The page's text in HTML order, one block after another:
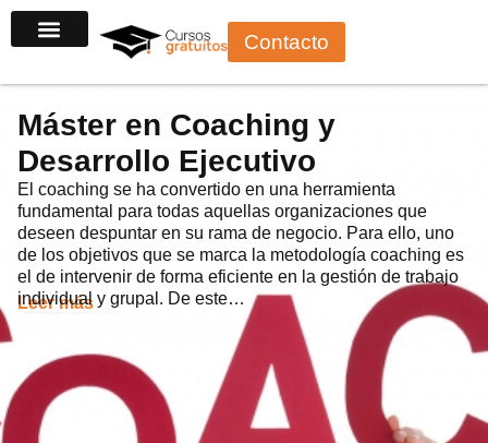
al
Contacto
Máster en Coaching y
Desarrollo Ejecutivo
El coaching se ha convertido en una herramienta
fundamental para todas aquellas organizaciones que
deseen despuntar en su rama de negocio. Para ello, uno
de los objetivos que se marca la metodología coaching es
el de intervenir de forma eficiente en la gestión de trabajo
individual y grupal. De este…
Leer más